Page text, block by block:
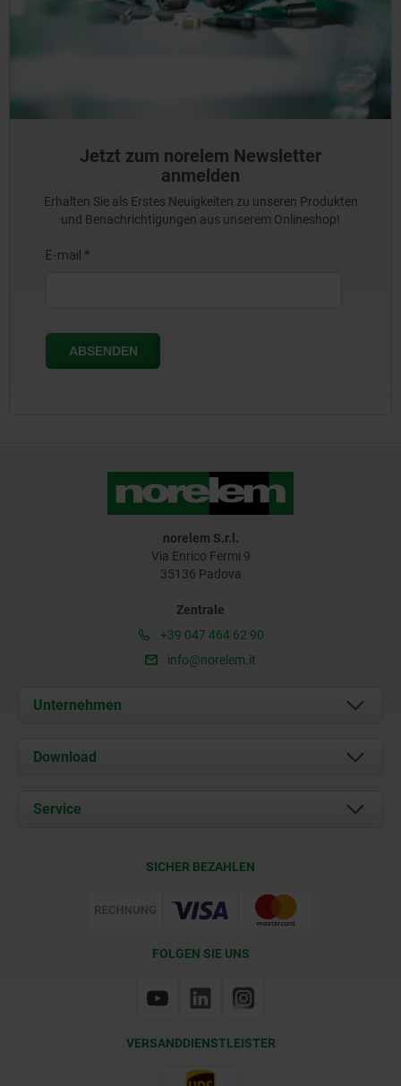
Jetzt zum norelem Newsletter
anmelden
Erhalten Sie als Erstes Neuigkeiten zu unseren Produkten
und Benachrichtigungen aus unserem Onlineshop!
norelem S.r.l.
Via Enrico Fermi 9
35136 Padova
Zentrale
+39 047 464 62 90
info@norelem.it
Unternehmen
Über uns
Kontakt
Download
Dokumente
Service
SICHER BEZAHLEN
FOLGEN SIE UNS
VERSANDDIENSTLEISTER